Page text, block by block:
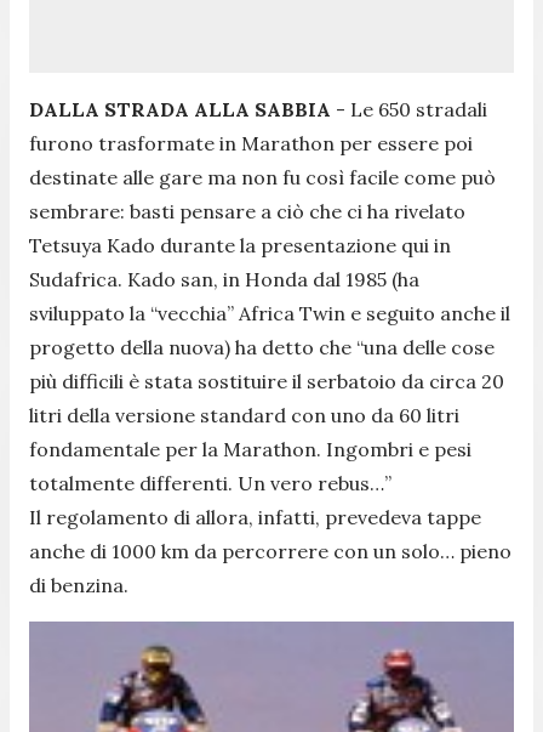
DALLA STRADA ALLA SABBIA - Le 650 stradali
furono trasformate in Marathon per essere poi
destinate alle gare ma non fu così facile come può
sembrare: basti pensare a ciò che ci ha rivelato
Tetsuya Kado durante la presentazione qui in
Sudafrica. Kado san, in Honda dal 1985 (ha
sviluppato la “vecchia” Africa Twin e seguito anche il
progetto della nuova) ha detto che “una delle cose
più difficili è stata sostituire il serbatoio da circa 20
litri della versione standard con uno da 60 litri
fondamentale per la Marathon. Ingombri e pesi
totalmente differenti. Un vero rebus…”
Il regolamento di allora, infatti, prevedeva tappe
anche di 1000 km da percorrere con un solo… pieno
di benzina.